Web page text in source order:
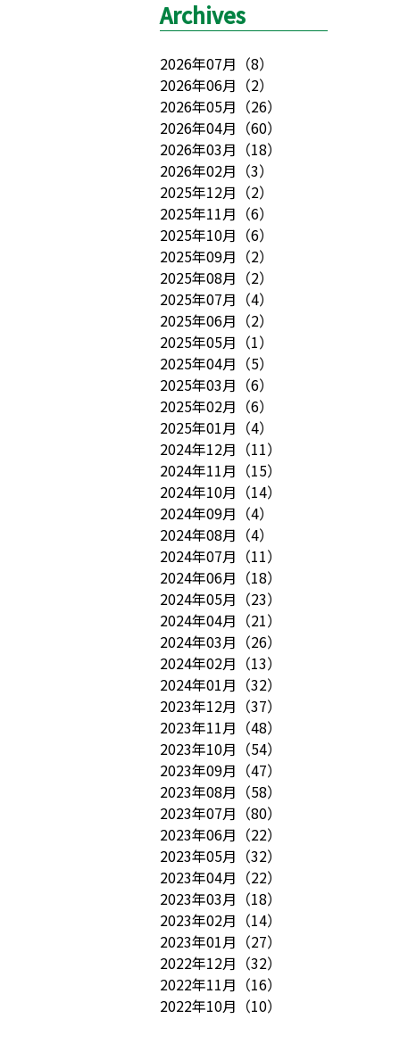
Archives
2026年07月 （8）
2026年06月 （2）
2026年05月 （26）
2026年04月 （60）
2026年03月 （18）
2026年02月 （3）
2025年12月 （2）
2025年11月 （6）
2025年10月 （6）
2025年09月 （2）
2025年08月 （2）
2025年07月 （4）
2025年06月 （2）
2025年05月 （1）
2025年04月 （5）
2025年03月 （6）
2025年02月 （6）
2025年01月 （4）
2024年12月 （11）
2024年11月 （15）
2024年10月 （14）
2024年09月 （4）
2024年08月 （4）
2024年07月 （11）
2024年06月 （18）
2024年05月 （23）
2024年04月 （21）
2024年03月 （26）
2024年02月 （13）
2024年01月 （32）
2023年12月 （37）
2023年11月 （48）
2023年10月 （54）
2023年09月 （47）
2023年08月 （58）
2023年07月 （80）
2023年06月 （22）
2023年05月 （32）
2023年04月 （22）
2023年03月 （18）
2023年02月 （14）
2023年01月 （27）
2022年12月 （32）
2022年11月 （16）
2022年10月 （10）